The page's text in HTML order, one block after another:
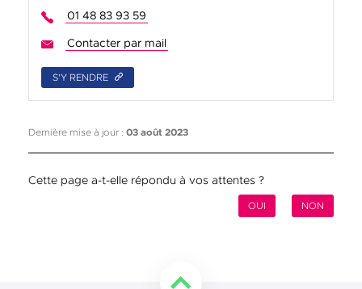
01 48 83 93 59
Contacter par mail
S'Y RENDRE
Dernière mise à jour : 03 août 2023
Cette page a-t-elle répondu à vos attentes ?
NON
OUI